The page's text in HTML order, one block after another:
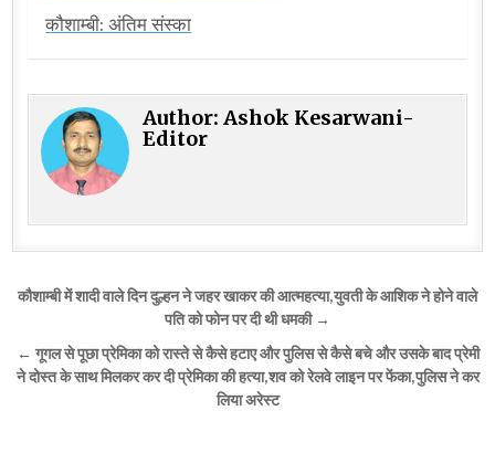
कौशाम्बी: अंतिम संस्का
Author:Ashok Kesarwani-
Editor
Post
navigation
कौशाम्बी में शादी वाले दिन दुल्हन ने जहर खाकर की आत्महत्या,युवती के आशिक ने होने वाले
पति को फोन पर दी थी धमकी →
← गूगल से पूछा प्रेमिका को रास्ते से कैसे हटाए और पुलिस से कैसे बचे और उसके बाद प्रेमी
ने दोस्त के साथ मिलकर कर दी प्रेमिका की हत्या,शव को रेलवे लाइन पर फेंका,पुलिस ने कर
लिया अरेस्ट